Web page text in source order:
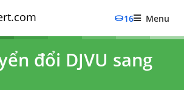
16 Menu
đổi DJVU sang